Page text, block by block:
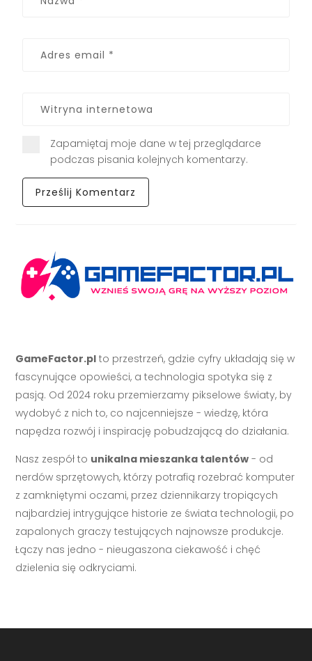
Zapamiętaj moje dane w tej przeglądarce
podczas pisania kolejnych komentarzy.
GameFactor.pl to przestrzeń, gdzie cyfry układają się w
fascynujące opowieści, a technologia spotyka się z
pasją. Od 2024 roku przemierzamy pikselowe światy, by
wydobyć z nich to, co najcenniejsze - wiedzę, która
napędza rozwój i inspirację pobudzającą do działania.
Nasz zespół to unikalna mieszanka talentów - od
nerdów sprzętowych, którzy potrafią rozebrać komputer
z zamkniętymi oczami, przez dziennikarzy tropiących
najbardziej intrygujące historie ze świata technologii, po
zapalonych graczy testujących najnowsze produkcje.
Łączy nas jedno - nieugaszona ciekawość i chęć
dzielenia się odkryciami.